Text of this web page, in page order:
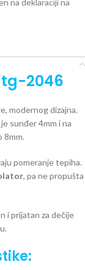
tg-2046
modernog dizajna.
sunđer 4mm i na
8mm.
pomeranje tepiha.
, pa ne propušta
i prijatan za dečije